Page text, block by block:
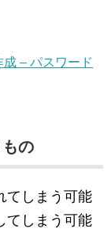
– パスワード
の
てしまう可能
てしまう可能